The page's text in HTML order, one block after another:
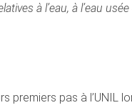
à l’eau, à l’eau
premiers pas à